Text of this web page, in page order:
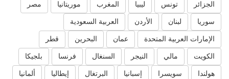
الجزائر تونس ليبيا المغرب موريتانيا مصر
سوريا لبنان الأردن العربية السعودية
الإمارات العربية المتحدة عمان البحرين قطر
الكويت مالي النيجر السنغال فرنسا بلجيكا
هولندا سويسرا إسبانيا البرتغال إيطاليا ألمانيا